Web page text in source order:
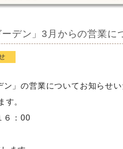
ーデン」3月からの営業に
ン」の営業についてお知らせ
す。
６：00